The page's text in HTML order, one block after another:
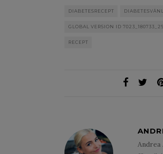
DIABETESRECEPT
GLOBAL VERSION ID
RECEPT
Andrea